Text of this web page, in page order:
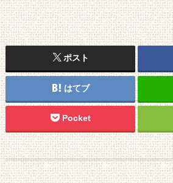
ポスト
はてブ
Pocket